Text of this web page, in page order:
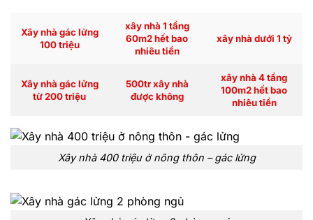
Xây nhà gác lửng
100 triệu
xây nhà 1 tầng
60m2 hết bao
nhiêu tiền
xây nhà dưới 1 tỷ
Xây nhà gác lửng
từ 200 triệu
500tr xây nhà
được không
xây nhà 4 tầng
100m2 hết bao
nhiêu tiền
Xây nhà 400 triệu ở nông thôn – gác lửng